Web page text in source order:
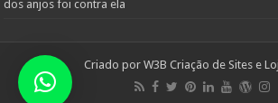
dos anjos foi contra ela
Criado por W3B Criação de Sites e